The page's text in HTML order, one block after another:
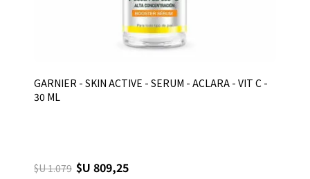
GARNIER - SKIN ACTIVE - SERUM - ACLARA - VIT C -
30 ML
$U 1.079 $U 809,25